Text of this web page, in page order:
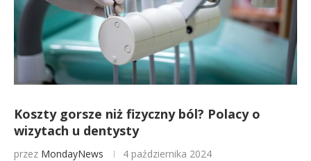
Koszty gorsze niż fizyczny ból? Polacy o
wizytach u dentysty
przez MondayNews 4 października 2024